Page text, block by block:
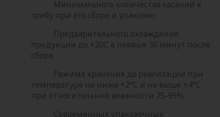
- Минимального количества касаний к
грибу при его сборе и упаковке;
- Предварительного охлаждения
продукции до +20С в первые 30 минут после
сбора;
- Режима хранения до реализации при
температуре не ниже +2°С и не выше +4°С
при относительной влажности 75-95%;
- Современных упаковочных